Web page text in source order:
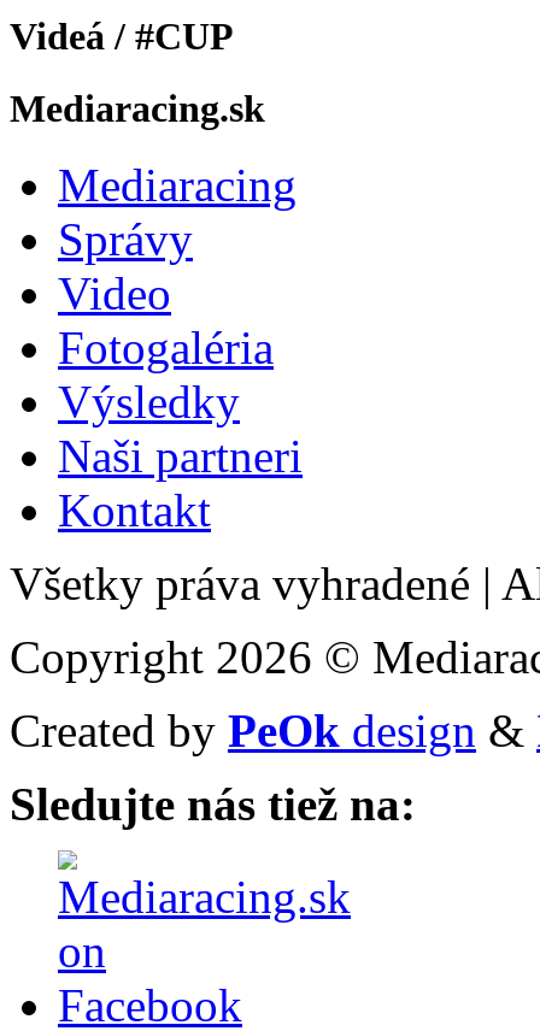
Videá / #CUP
Mediaracing.sk
Mediaracing
Správy
Video
Fotogaléria
Výsledky
Naši partneri
Kontakt
Všetky práva vyhradené |
Copyright 2026 ©
Created by PeOk design &
Sledujte nás tiež na: